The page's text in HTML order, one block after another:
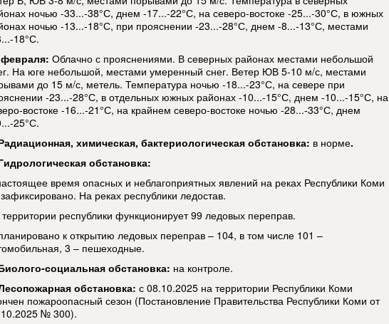
ночью -33...-38°С, днем -17...-22°С, на северо-востоке -25...-30°С, в южных
ночью -13...-18°С, при прояснении -23...-28°С, днем -8...-13°С, местами
18°С.
Облачно с прояснениями. В северных районах местами небольшой
На юге небольшой, местами умеренный снег. Ветер ЮВ 5-10 м/с, местами
до 15 м/с, метель. Температура ночью -18...-23°С, на севере при
-23...-28°С, в отдельных южных районах -10...-15°С, днем -10...-15°С, на
востоке -16...-21°С, на крайнем северо-востоке ночью -28...-33°С, днем
25°С.
химическая, бактериологическая обстановка: в норме.
обстановка:
время опасных и неблагоприятных явлений на реках Республики Коми
На реках республики ледостав.
республики функционирует 99 ледовых переправ.
к открытию ледовых переправ – 104, в том числе 101 –
3 – пешеходные.
социальная обстановка: на контроле.
обстановка: с 08.10.2025 на территории Республики Коми
пожароопасный сезон (Постановление Правительства Республики Коми от
№ 300).